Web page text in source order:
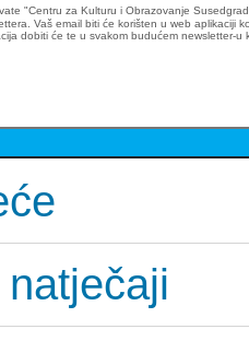
"Centru za Kulturu i Obrazovanje
Vaš email biti će korišten u web
dobiti će te u svakom budućem newsletter-